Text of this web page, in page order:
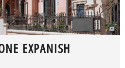
EXPANISH